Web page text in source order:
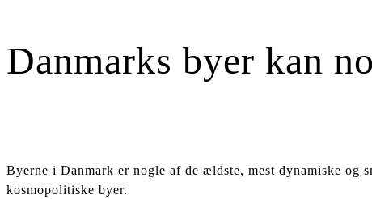
Danmarks byer kan
Byerne i Danmark er nogle af de ældste, mest dynamiske og
kosmopolitiske byer.